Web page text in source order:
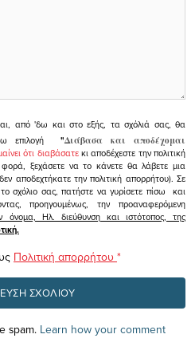
από 'δω και στο εξής, τα σχόλιά σας, θα
επιλογή
"Διάβασα και αποδέχομαι
ότι διαβάσατεκι αποδέχεστε την πολιτική
ξεχάσετε να το κάνετε θα λάβετε μια
αποδεχτήκατε την πολιτική απορρήτου). Σε
σχόλιο σας, πατήστε να γυρίσετε πίσω και
προηγουμένως, την προαναφερόμενη
Ηλ. διεύθυνση και ιστότοπος, της
Πολιτική απορρήτου *
spam. Learn how your comment